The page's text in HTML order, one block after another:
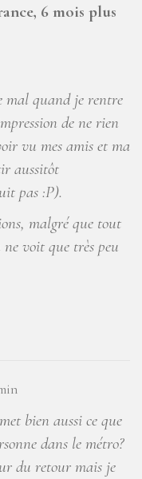
6 mois plus
mal quand je rentre
de ne rien
vu mes amis et ma
aussitôt
pas :P).
malgré que tout
ne voit que très peu
bien aussi ce que
dans le métro?
du retour mais je